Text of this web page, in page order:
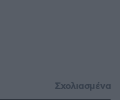
Σχολιασμένα